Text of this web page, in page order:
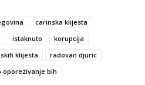
carinska klijesta
istaknuto
korupcija
klijesta
radovan djuric
oporezivanje bih